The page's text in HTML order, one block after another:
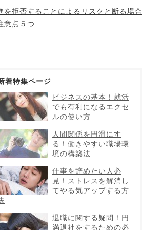
を拒否することによるリスクと断る場合
意点５つ
着特集ページ
ビジネスの基本！就活
でも有利になるエクセ
ルの使い方
人間関係を円滑にす
る！働きやすい職場環
境の構築法
仕事を辞めたい人必
見！ストレスを解消し
てやる気アップする方
退職に関する疑問！円
満退社をするための必